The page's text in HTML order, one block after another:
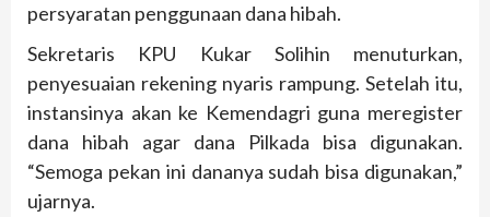
persyaratan penggunaan dana hibah.
Sekretaris KPU Kukar Solihin menuturkan,
penyesuaian rekening nyaris rampung. Setelah itu,
instansinya akan ke Kemendagri guna meregister
dana hibah agar dana Pilkada bisa digunakan.
“Semoga pekan ini dananya sudah bisa digunakan,”
ujarnya.